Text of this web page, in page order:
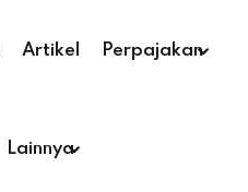
Artikel Perpajakan
Lainnya